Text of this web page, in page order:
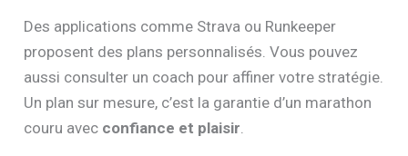
Des applications comme Strava ou Runkeeper
proposent des plans personnalisés. Vous pouvez
aussi consulter un coach pour affiner votre stratégie.
Un plan sur mesure, c’est la garantie d’un marathon
couru avec confiance et plaisir